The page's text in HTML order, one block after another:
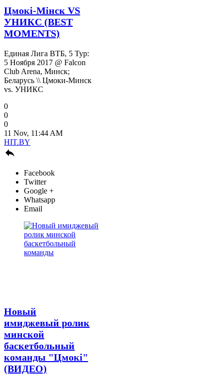
Цмокі-Мінск VS
УНИКС (BEST
MOMENTS)
Единая Лига ВТБ, 5 Тур:
5 Ноября 2017 @ Falcon
Club Arena, Минск;
Беларусь \\ Цмоки-Минск
vs. УНИКС
0
0
0
11 Nov, 11:44 AM
HIT.BY

Facebook
Twitter
Google +
Whatsapp
Email
Новый
имиджевый ролик
минской
баскетбольный
команды "Цмокі"
(ВИДЕО)